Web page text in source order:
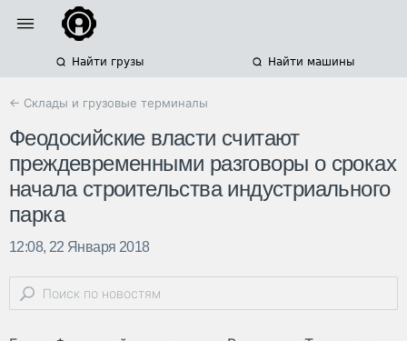
Найти грузы Найти машины
← Склады и грузовые терминалы
Феодосийские власти считают
преждевременными разговоры о сроках
начала строительства индустриального
парка
12:08, 22 Января 2018